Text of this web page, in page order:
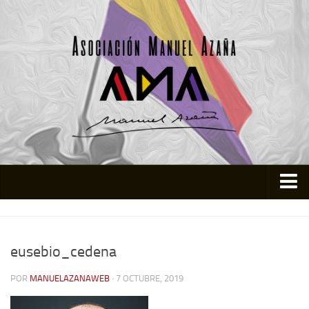
Quienes somos
Actividades
eusebio_cedena
POR MANUELAZANAWEB · 7 OCTUBRE, 2019